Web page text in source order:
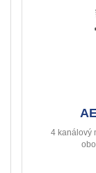
4 kanálový